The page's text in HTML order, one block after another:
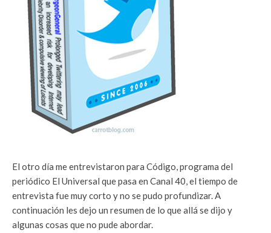
El otro día me entrevistaron para Código, programa del
periódico El Universal que pasa en Canal 40, el tiempo de
entrevista fue muy corto y no se pudo profundizar. A
continuación les dejo un resumen de lo que allá se dijo y
algunas cosas que no pude abordar.